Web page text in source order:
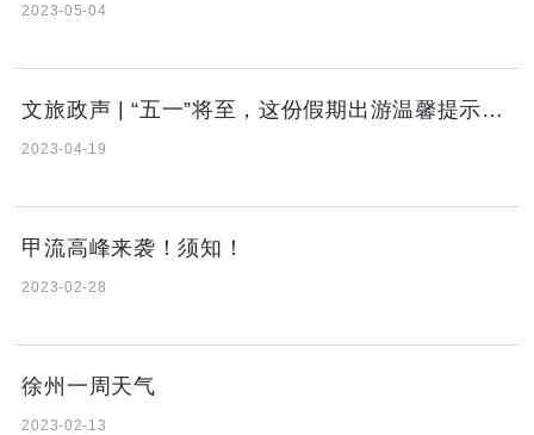
2023-05-04
文旅政声 | “五一”将至，这份假期出游温馨提示请查收
2023-04-19
甲流高峰来袭！须知！
2023-02-28
徐州一周天气
2023-02-13